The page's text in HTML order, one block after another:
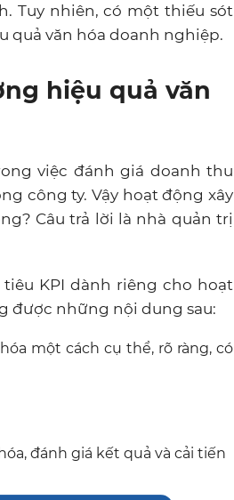
Tuy nhiên, có một thiếu sót
quả văn hóa doanh nghiệp.
hiệu quả văn
việc đánh giá doanh thu
công ty. Vậy hoạt động xây
Câu trả lời là nhà quản trị
KPI dành riêng cho hoạt
được những nội dung sau:
một cách cụ thể, rõ ràng, có
đánh giá kết quả và cải tiến